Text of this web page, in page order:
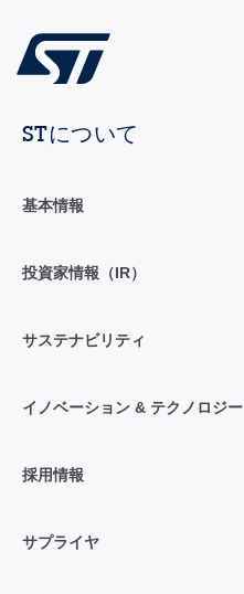
STについて
基本情報
投資家情報（IR）
サステナビリティ
イノベーション & テクノロジー
採用情報
サプライヤ